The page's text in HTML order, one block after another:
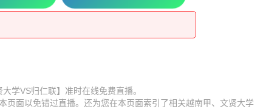
学VS归仁联】准时在线免费直播。
面以免错过直播。还为您在本页面索引了相关越南甲、文贤大学